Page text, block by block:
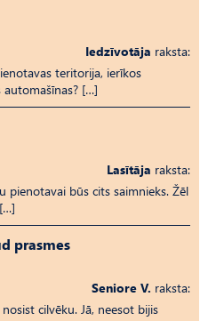
Iedzīvotāja raksta:
teritorija, ierīkos
[…]
Lasītāja raksta:
pienotavai būs cits saimnieks. Žēl
prasmes
Seniore V. raksta:
cilvēku. Jā, neesot bijis